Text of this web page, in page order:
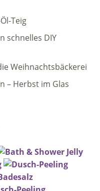
Teig
schnelles DIY
Weihnachtsbäckerei
– Herbst im Glas